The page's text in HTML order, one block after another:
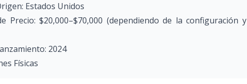
Estados Unidos
Precio: $20,000–$70,000 (dependiendo de la configuración y
2024
Físicas